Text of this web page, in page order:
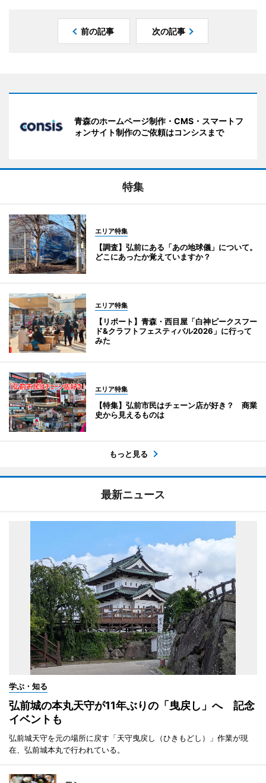
前の記事 次の記事
青森のホームページ制作・CMS・スマートフ
ォンサイト制作のご依頼はコンシスまで
特集
エリア特集
【調査】弘前にある「あの地球儀」について。
どこにあったか覚えていますか？
エリア特集
【リポート】青森・西目屋「白神ピークスフー
ド&クラフトフェスティバル2026」に行って
みた
エリア特集
【特集】弘前市民はチェーン店が好き？ 商業
史から見えるものは
もっと見る
最新ニュース
学ぶ・知る
弘前城の本丸天守が11年ぶりの「曳戻し」へ 記念
イベントも
弘前城天守を元の場所に戻す「天守曳戻し（ひきもどし）」作業が現
在、弘前城本丸で行われている。